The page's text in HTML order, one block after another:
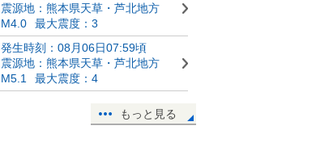
震源地：熊本県天草・芦北地方
M4.0
最大震度：3
発生時刻：08月06日07:59頃
震源地：熊本県天草・芦北地方
M5.1
最大震度：4
もっと見る